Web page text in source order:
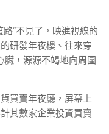
”不見了，映進視線的
研發年夜樓、往來穿
，源源不竭地向周圍
買賣年夜廳，屏幕上
其數家企業投資買賣